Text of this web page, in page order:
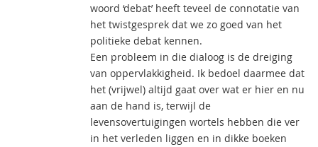
woord ‘debat’ heeft teveel de connotatie van
het twistgesprek dat we zo goed van het
politieke debat kennen.
Een probleem in die dialoog is de dreiging
van oppervlakkigheid. Ik bedoel daarmee dat
het (vrijwel) altijd gaat over wat er hier en nu
aan de hand is, terwijl de
levensovertuigingen wortels hebben die ver
in het verleden liggen en in dikke boeken